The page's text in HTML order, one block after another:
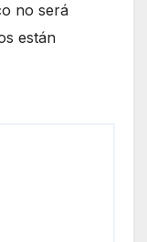
no será
están